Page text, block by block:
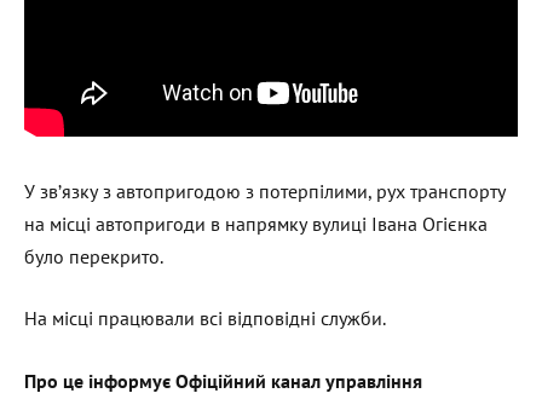
У зв’язку з автопригодою з потерпілими, рух транспорту
на місці автопригоди в напрямку вулиці Івана Огієнка
було перекрито.
На місці працювали всі відповідні служби.
Про це інформує Офіційний канал управління